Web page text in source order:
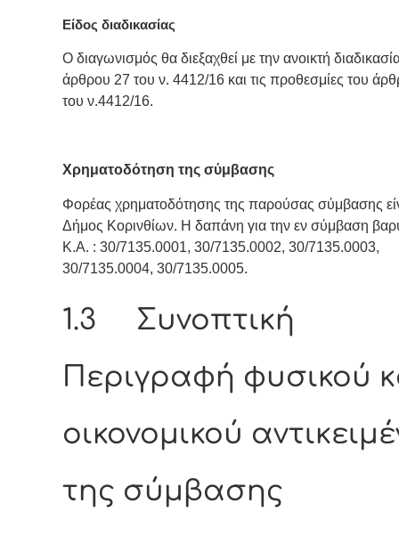
Είδος διαδικασίας
Ο διαγωνισμός θα διεξαχθεί με την ανοικτή
άρθρου 27 του ν. 4412/16 και τις προθεσμίες του
του ν.4412/16.
Χρηματοδότηση της σύμβασης
Φορέας χρηματοδότησης της παρούσας σύμβασης
Δήμος Κορινθίων. Η δαπάνη για την εν σύμβαση
Κ.Α. : 30/7135.0001, 30/7135.0002, 30/7135.0003,
30/7135.0004, 30/7135.0005.
1.3 Συνοπτική
Περιγραφή φυσικού
οικονομικού
της σύμβασης